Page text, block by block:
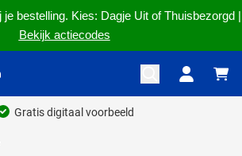
bestelling. Kies: Dagje Uit of Thuisbezorgd |
Bekijk actiecodes
Gratis digitaal voorbeeld